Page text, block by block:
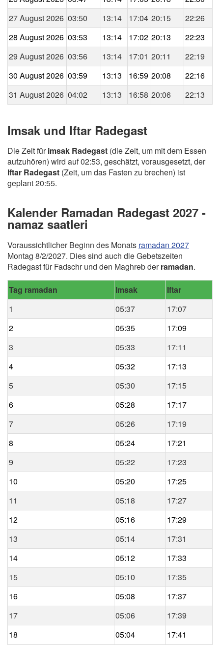
27 August 2026 03:50 13:14 17:04 20:15
22:26
28 August 2026 03:53 13:14 17:02 20:13
22:23
29 August 2026 03:56 13:14 17:01 20:11
22:19
30 August 2026 03:59 13:13 16:59 20:08
22:16
31 August 2026 04:02 13:13 16:58 20:06 22:13
Imsak und Iftar Radegast
Die Zeit fürimsak Radegast (die Zeit, um mit dem Essen
aufzuhören) wird auf 02:53, geschätzt, vorausgesetzt, der
Iftar Radegast (Zeit, um das Fasten zu brechen) ist
geplant 20:55.
Kalender Ramadan Radegast 2027 -
namaz saatleri
Voraussichtlicher Beginn des Monats ramadan 2027
Montag 8/2/2027. Dies sind auch die Gebetszeiten
Radegast für Fadschr und den Maghreb derramadan.
Tag ramadan Imsak
Iftar
1
05:37
17:07
2
05:35
17:09
3
05:33
17:11
4
05:32
17:13
5
05:30
17:15
6
05:28
17:17
7
05:26
17:19
8
05:24
17:21
9
05:22
17:23
10
05:20
17:25
11
05:18
17:27
12
05:16
17:29
13
05:14
17:31
14
05:12
17:33
15
05:10
17:35
16
05:08
17:37
17
05:06
17:39
18
05:04
17:41